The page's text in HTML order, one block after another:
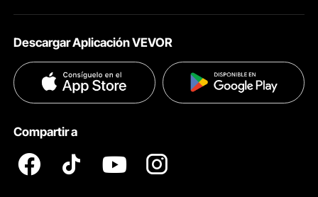
Ayuda & FAQs
Términos & Condiciones
Políticas de Privacidad
Descargar Aplicación VEVOR
Compartir a